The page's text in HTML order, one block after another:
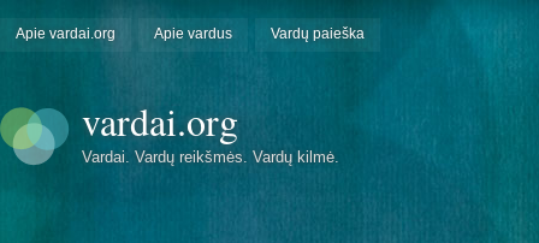
Apie vardai.org Apie vardus Vardų paieška
vardai.org
Vardai. Vardų reikšmės. Vardų kilmė.